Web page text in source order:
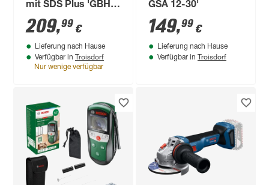
mit SDS Plus 'GBH
18V-22 Professional'
18 V
209,99 €
Lieferung nach Hause
Verfügbar in Troisdorf
Nur wenige verfügbar
GSA 12-30'
149,99 €
Lieferung nach Hause
Verfügbar in Troisdorf